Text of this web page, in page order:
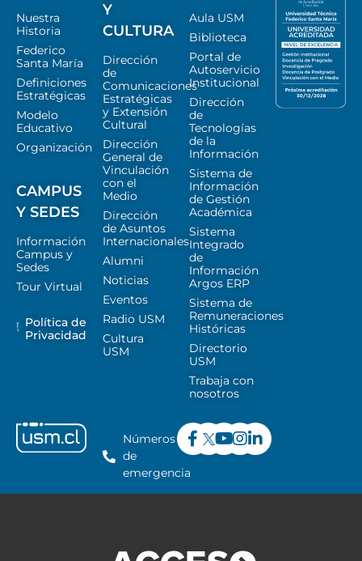
Nuestra
Historia
Federico
Santa María
Definiciones
Estratégicas
Modelo
Educativo
Organización
CAMPUS
Y SEDES
Información
Campus y
Sedes
Tour Virtual
Política de
Privacidad
Y
CULTURA
Dirección
de
Comunicaciones
Estratégicas
y Extensión
Cultural
Dirección
General de
Vinculación
con el
Medio
Dirección
de Asuntos
Internacionales
Alumni
Noticias
Eventos
Radio USM
Cultura
USM
Aula USM
Biblioteca
Portal de
Autoservicio
Institucional
Dirección
de
Tecnologías
de la
Información
Sistema de
Información
de Gestión
Académica
Sistema
Integrado
de
Información
Argos ERP
Sistema de
Remuneraciones
Históricas
Directorio
USM
Trabaja con
nosotros
Números
de
emergencia